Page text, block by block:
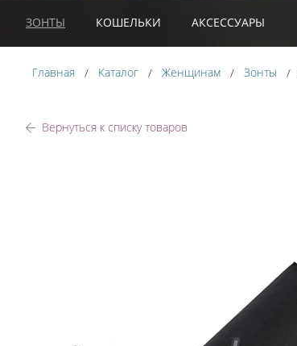
ЗОНТЫ КОШЕЛЬКИ АКСЕССУАРЫ
Главная Каталог Женщинам Зонты
Вернуться к списку товаров